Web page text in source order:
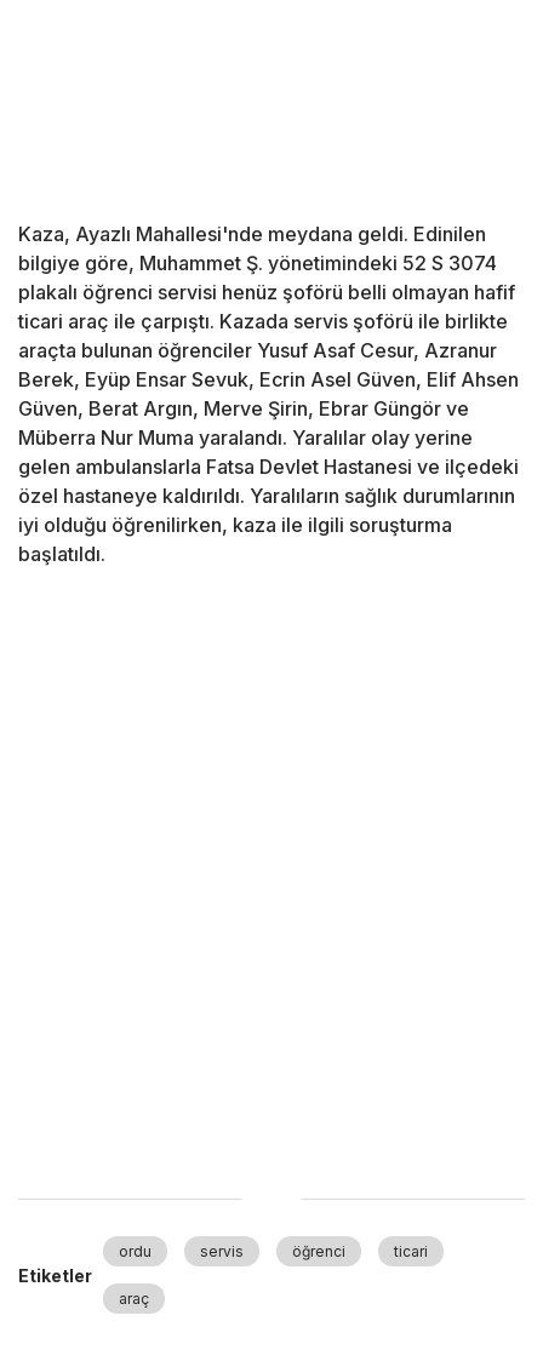
Kaza, Ayazlı Mahallesi'nde meydana geldi. Edinilen
bilgiye göre, Muhammet Ş. yönetimindeki 52 S 3074
plakalı öğrenci servisi henüz şoförü belli olmayan hafif
ticari araç ile çarpıştı. Kazada servis şoförü ile birlikte
araçta bulunan öğrenciler Yusuf Asaf Cesur, Azranur
Berek, Eyüp Ensar Sevuk, Ecrin Asel Güven, Elif Ahsen
Güven, Berat Argın, Merve Şirin, Ebrar Güngör ve
Müberra Nur Muma yaralandı. Yaralılar olay yerine
gelen ambulanslarla Fatsa Devlet Hastanesi ve ilçedeki
özel hastaneye kaldırıldı. Yaralıların sağlık durumlarının
iyi olduğu öğrenilirken, kaza ile ilgili soruşturma
başlatıldı.
Etiketler
ordu servis öğrenci ticari
araç